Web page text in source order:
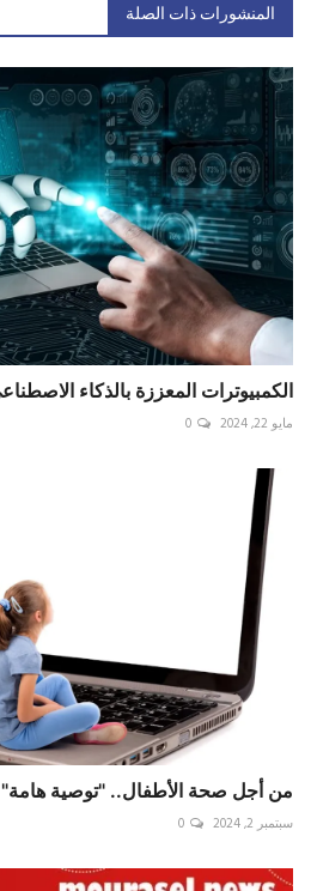
المنشورات ذات الصلة
الكمبيوترات المعززة بالذكاء
مايو 22, 2024 0
من أجل صحة الأطفال.. "توصية هامة"
سبتمبر 2, 2024 0